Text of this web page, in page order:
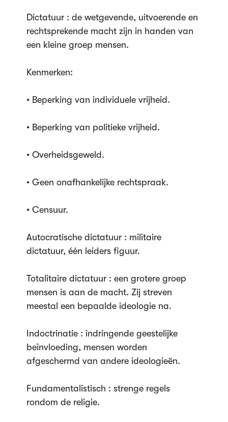
Dictatuur : de wetgevende, uitvoerende en
rechtsprekende macht zijn in handen van
een kleine groep mensen.
Kenmerken:
• Beperking van individuele vrijheid.
• Beperking van politieke vrijheid.
• Overheidsgeweld.
• Geen onafhankelijke rechtspraak.
• Censuur.
Autocratische dictatuur : militaire
dictatuur, één leiders figuur.
Totalitaire dictatuur : een grotere groep
mensen is aan de macht. Zij streven
meestal een bepaalde ideologie na.
Indoctrinatie : indringende geestelijke
beïnvloeding, mensen worden
afgeschermd van andere ideologieën.
Fundamentalistisch : strenge regels
rondom de religie.